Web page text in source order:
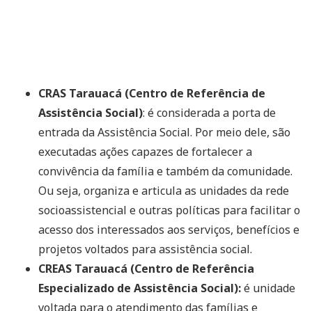
CRAS Tarauacá (Centro de Referência de
Assistência Social): é considerada a porta de
entrada da Assistência Social. Por meio dele, são
executadas ações capazes de fortalecer a
convivência da família e também da comunidade.
Ou seja, organiza e articula as unidades da rede
socioassistencial e outras políticas para facilitar o
acesso dos interessados aos serviços, benefícios e
projetos voltados para assistência social.
CREAS Tarauacá (Centro de Referência
Especializado de Assistência Social):é unidade
voltada para o atendimento das famílias e